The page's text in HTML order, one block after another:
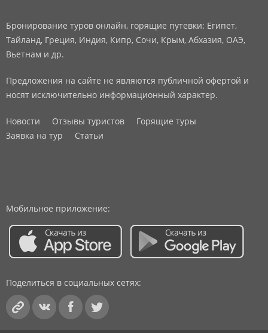
Бронирование туров онлайн, горящие путевки: Египет,
Тайланд, Греция, Индия, Кипр, Сочи, Крым, Абхазия, ОАЭ,
Вьетнам и др.
Предложения на сайте не являются публичной офертой и
носят исключительно информационный характер.
Новости Отзывы туристов
Горящие туры
Заявка на тур
Статьи
Мобильное приложение:
Поделиться в социальных сетях: